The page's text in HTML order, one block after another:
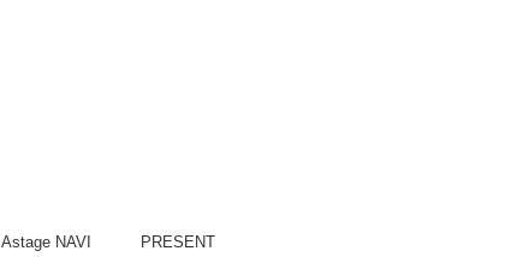
Astage NAVI PRESENT